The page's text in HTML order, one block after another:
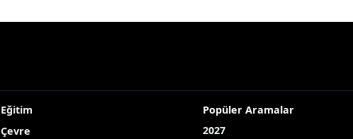
şimdi de kadim misafirlerini ağırlıyor
döndü, şimdi de kadim